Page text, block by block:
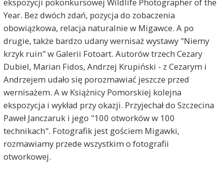
Year. Bez dwóch zdań, pozycja do zobaczenia
obowiązkowa, relacja naturalnie w Migawce. A po
drugie, także bardzo udany wernisaż wystawy "Niemy
krzyk ruin" w Galerii Fotoart. Autorów trzech Cezary
Dubiel, Marian Fidos, Andrzej Krupiński - z Cezarym i
Andrzejem udało się porozmawiać jeszcze przed
wernisażem. A w Książnicy Pomorskiej kolejna
ekspozycja i wykład przy okazji. Przyjechał do Szczecina
Paweł Janczaruk i jego "100 otworków w 100
technikach". Fotografik jest gościem Migawki,
rozmawiamy przede wszystkim o fotografii
otworkowej.